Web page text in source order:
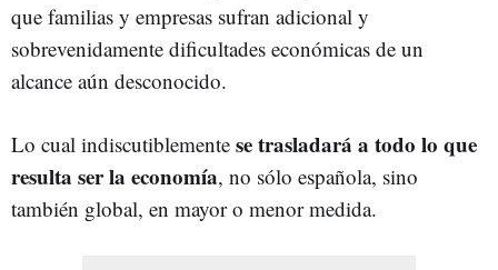
que familias y empresas sufran adicional y
sobrevenidamente dificultades económicas de un
alcance aún desconocido.
Lo cual indiscutiblemente se trasladará a todo lo que
resulta ser la economía, no sólo española, sino
también global, en mayor o menor medida.